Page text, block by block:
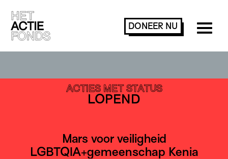
DONEER NU
ACTIES MET STATUS
LOPEND
Mars voor veiligheid
LGBTQIA+gemeenschap Kenia